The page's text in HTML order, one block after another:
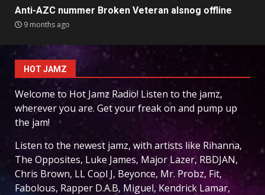
Anti-AZC nummer Broken Veteran alsnog offline
9 months ago
HOT JAMZ
Welcome to Hot Jamz Radio! Listen to the jamz,
wherever you are. Get your freak on and pump up
the jam!
Listen to the newest jamz, with artists like Rihanna,
The Opposites, Luke James, Major Lazer, RBDJAN,
Chris Brown, LL Cool J, Beyonce, Mr. Probz, Fit,
Fabolous, Rapper D.A.B, Miguel, Kendrick Lamar,